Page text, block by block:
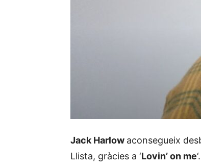
Jack Harlow aconsegueix
Llista, gràcies a ‘Lovin’ on me‘.